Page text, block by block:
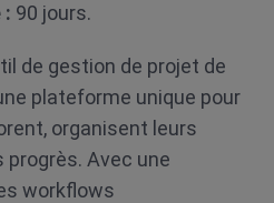
: 90 jours.
de gestion de projet de
plateforme unique pour
organisent leurs
Avec une
workflows